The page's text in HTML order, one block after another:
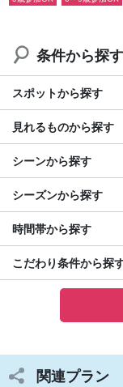
8.8ｍものジンベエ
条件から探す
スポットから探す
見れるものから探す
シーンから探す
シーズンから探す
時間帯から探す
こだわり条件から探
関連プラン